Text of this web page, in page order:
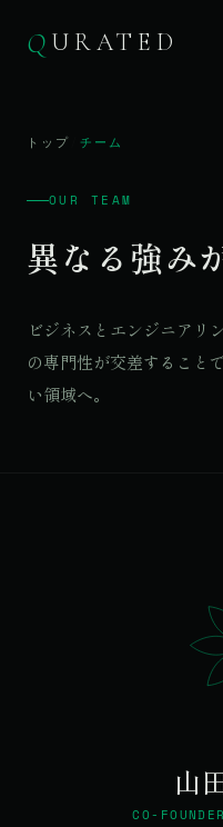
Q URATED
QURATED
トップ チーム
OUR TEAM
異なる強みが
ビジネスとエンジニアリ
の専門性が交差すること
い領域へ。
山
CO-